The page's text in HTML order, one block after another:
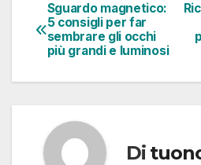
Navigazione
articoli
Sguardo magnetico:
5 consigli per far
sembrare gli occhi
più grandi e luminosi
Di